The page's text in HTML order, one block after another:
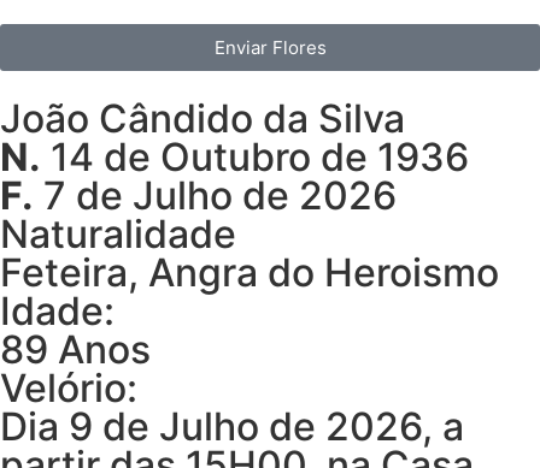
Enviar Flores
João Cândido da Silva
N. 14 de Outubro de 1936
F. 7 de Julho de 2026
Naturalidade
Feteira, Angra do Heroismo
Idade:
89 Anos
Velório:
Dia 9 de Julho de 2026, a